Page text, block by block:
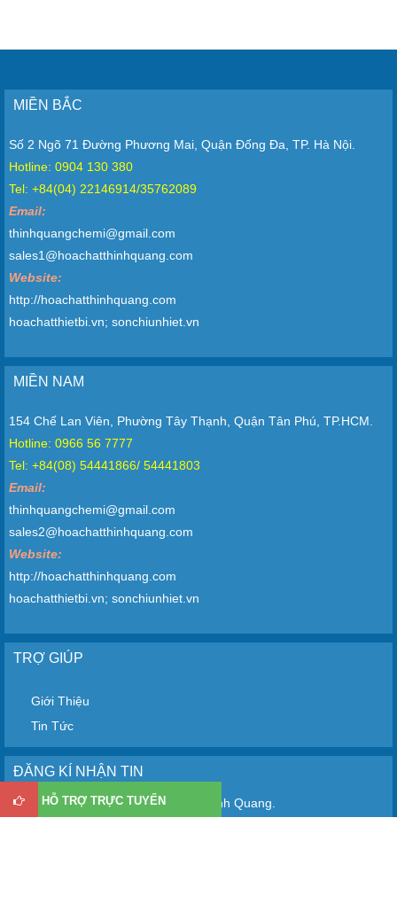
MIỀN BẮC
Số 2 Ngõ 71 Đường Phương Mai, Quận Đống Đa, TP. Hà Nội.
Hotline: 0904 130 380
Tel: +84(04) 22146914/35762089
Email:
thinhquangchemi@gmail.com
sales1@hoachatthinhquang.com
Website:
http://hoachatthinhquang.com
hoachatthietbi.vn; sonchiunhiet.vn
MIỀN NAM
154 Chế Lan Viên, Phường Tây Thạnh, Quận Tân Phú, TP.HCM.
Hotline: 0966 56 7777
Tel: +84(08) 54441866/ 54441803
Email:
thinhquangchemi@gmail.com
sales2@hoachatthinhquang.com
Website:
http://hoachatthinhquang.com
hoachatthietbi.vn; sonchiunhiet.vn
TRỢ GIÚP
Giới Thiệu
Tin Tức
ĐĂNG KÍ NHẬN TIN
ký để nhận thông tin từ Hóa Chất Thịnh Quang.
HỖ TRỢ TRỰC TUYẾN